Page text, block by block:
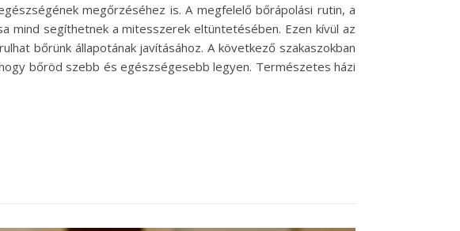
megőrzéséhez is. A megfelelő bőrápolási rutin, a
mind segíthetnek a mitesszerek eltüntetésében. Ezen kívül az
bőrünk állapotának javításához. A következő szakaszokban
bőröd szebb és egészségesebb legyen. Természetes házi